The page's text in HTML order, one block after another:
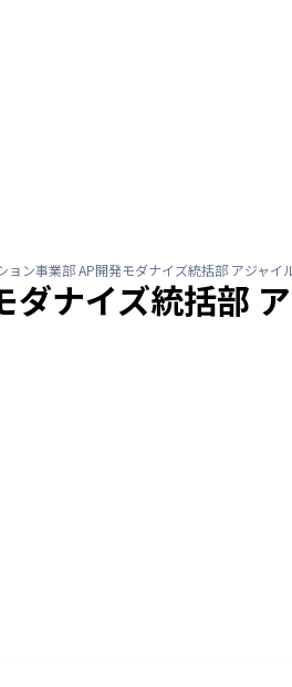
ョン事業部 AP開発モダナイズ統括部 アジャイ
ナイズ統括部